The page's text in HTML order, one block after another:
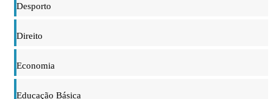
Desporto
Direito
Economia
Educação Básica